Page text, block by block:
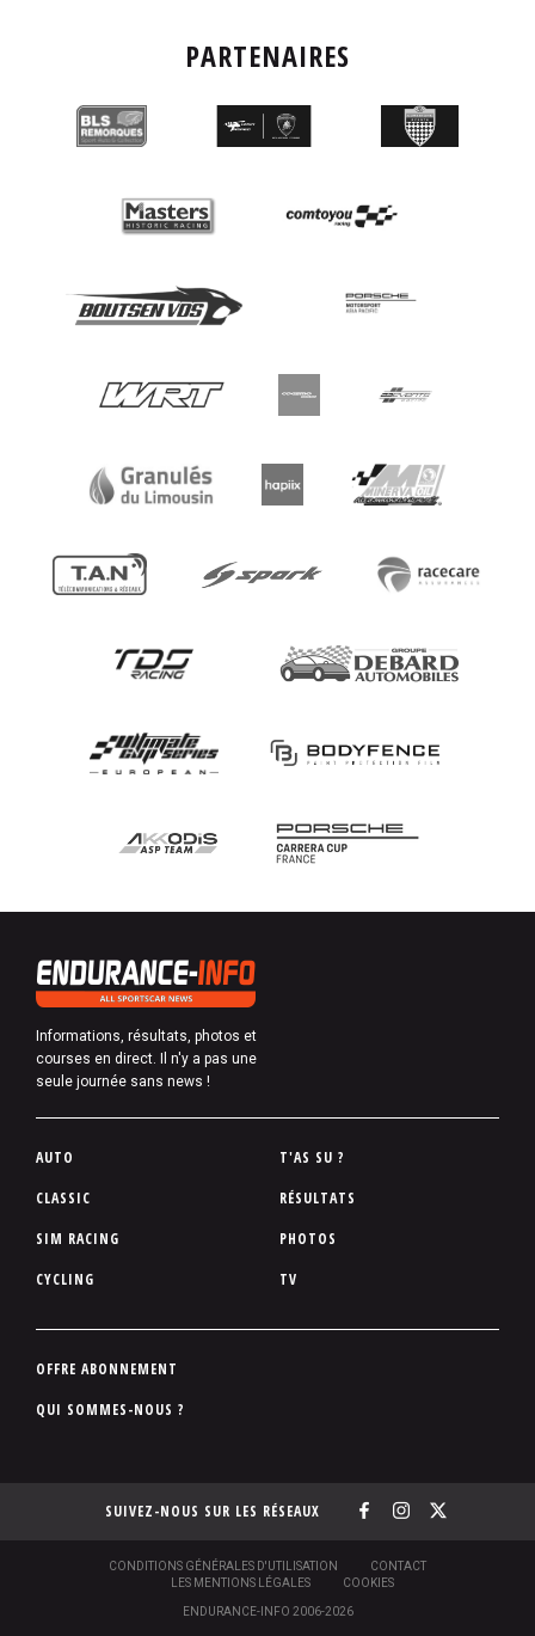
PARTENAIRES
Informations, résultats, photos et
courses en direct. Il n'y a pas une
seule journée sans news !
P
d
d
p
e
AUTO
CLASSIC
SIM RACING
CYCLING
T'AS SU ?
RÉSULTATS
PHOTOS
TV
P
d
p
OFFRE ABONNEMENT
QUI SOMMES-NOUS ?
SUIVEZ-NOUS SUR LES RÉSEAUX
ENDURANCE-INFO 2006-2026
CONDITIONS GÉNÉRALES D'UTILISATION
CONTACT
LES MENTIONS LÉGALES
COOKIES